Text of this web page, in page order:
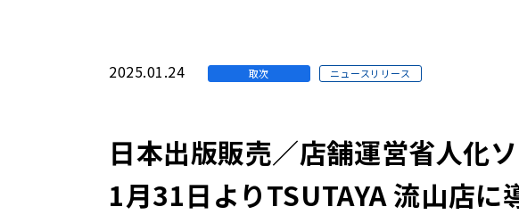
2025.01.24 取次 ニュースリリース
日本出版販売／店舗運営省人化
1月31日よりTSUTAYA 流山店に